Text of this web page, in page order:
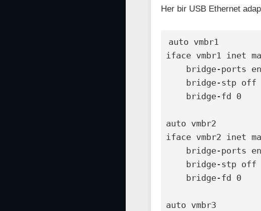
Her bir USB Ethernet
auto vmbr1
iface vmbr1 inet
auto vmbr2
iface vmbr2 inet
auto vmbr3